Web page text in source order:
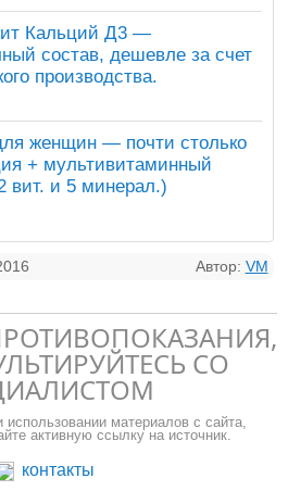
Кальций Д3 —
состав, дешевле за счет
производства.
женщин — почти столько
+ мультивитаминный
вит. и 5 минерал.)
Автор: VM
СО
материалов с сайта,
активную ссылку на источник.
контакты